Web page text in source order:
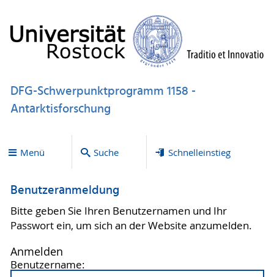
DFG-Schwerpunktprogramm 1158 -
Antarktisforschung
Menü Suche Schnelleinstieg
Benutzeranmeldung
Bitte geben Sie Ihren Benutzernamen und Ihr
Passwort ein, um sich an der Website anzumelden.
Anmelden
Benutzername: